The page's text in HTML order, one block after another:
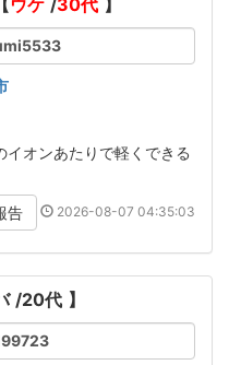
ウケ /30代 】
オンあたりで軽くできる
告 2026-08-07 04:35:03
/20代 】